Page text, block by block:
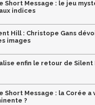
Short Message : le jeu
indices
Hill : Christope Gans
images
enfin le retour de
Short Message : la Corée a
?